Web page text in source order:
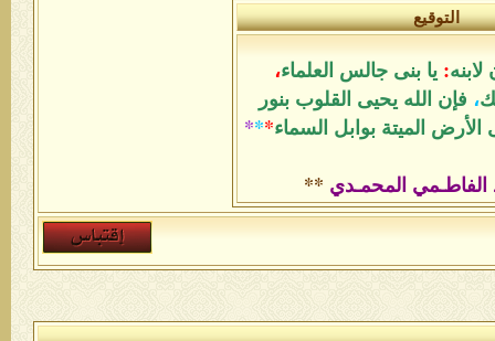
التوقيع
: يا بنى جالس العلماء،
، فإن الله يحيى القلوب بنور
الميتة بوابل السماء*
*
*
الفاطـمي المحمـدي **